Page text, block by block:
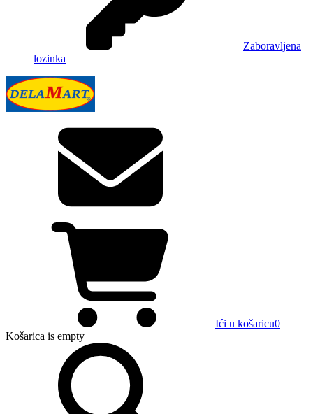
Zaboravljena
lozinka
Ići u košaricu0
Košarica is empty